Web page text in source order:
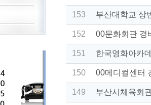
153 부산대학교 상
152 00문화회관 경
151 한국영화아카
150 00메디컬센터
149 부산시체육회